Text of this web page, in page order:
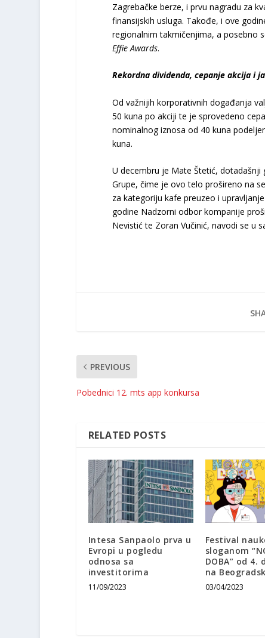
Zagrebačke berze, i prvu nagradu za
finansijskih usluga. Takođe, i ove
regionalnim takmičenjima, a posebno
Effie Awards.
Rekordna dividenda, cepanje akcija i
Od važnijih korporativnih događanja
50 kuna po akciji te je sprovedeno
nominalnog iznosa od 40 kuna
kuna.
U decembru je Mate Štetić, dotadašnji
Grupe, čime je ovo telo prošireno na
za kategoriju kafe preuzeo i
godine Nadzorni odbor kompanije
Nevistić te Zoran Vučinić, navodi se u
PREVIOUS
Pobednici 12. mts app konkursa
RELATED POSTS
Intesa Sanpaolo prva u
Evropi u pogledu
odnosa sa
investitorima
11/09/2023
Festival
sloganom
DOBA” od 4.
na
03/04/2023